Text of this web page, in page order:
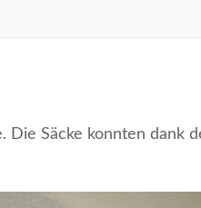
Säcke konnten dank